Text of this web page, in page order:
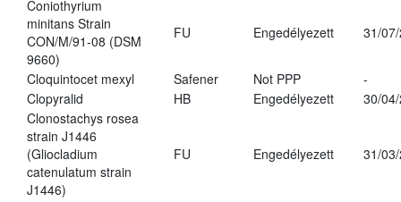
Coniothyrium
minitans Strain
CON/M/91-08 (DSM
9660)
FU Engedélyezett 31/
Cloquintocet mexyl Safener Not PPP
-
Clopyralid
HB Engedélyezett
30/
Clonostachys rosea
strain J1446
(Gliocladium
catenulatum strain
J1446)
FU Engedélyezett 31/